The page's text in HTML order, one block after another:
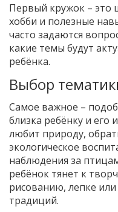
Первый кружок – это
хобби и полезные
часто задаются
какие темы будут
ребёнка.
Выбор
Самое важное –
близка ребёнку и
любит природу,
экологическое
наблюдения за
ребёнок тянет к
рисованию, лепке
традиций.